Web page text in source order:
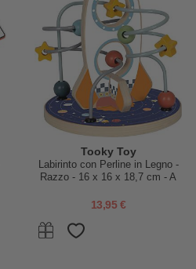
Tooky Toy
Labirinto con Perline in Legno -
Razzo - 16 x 16 x 18,7 cm - A
13,95 €